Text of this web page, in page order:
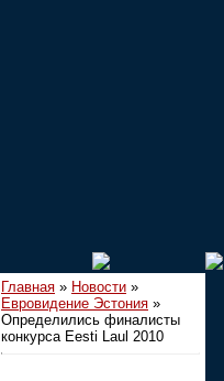
Главная » Новости »
Евровидение Эстония »
Определились финалисты
конкурса Eesti Laul 2010